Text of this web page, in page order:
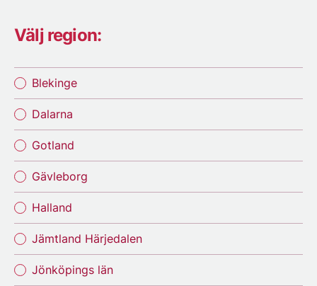
Välj region:
Blekinge
Dalarna
Gotland
Gävleborg
Halland
Jämtland Härjedalen
Jönköpings län